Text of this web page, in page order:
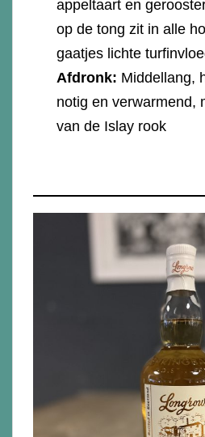
appeltaart en
op de tong zit in alle
gaatjes lichte
Afdronk: Middellang,
notig en verwarmend,
van de Islay rook